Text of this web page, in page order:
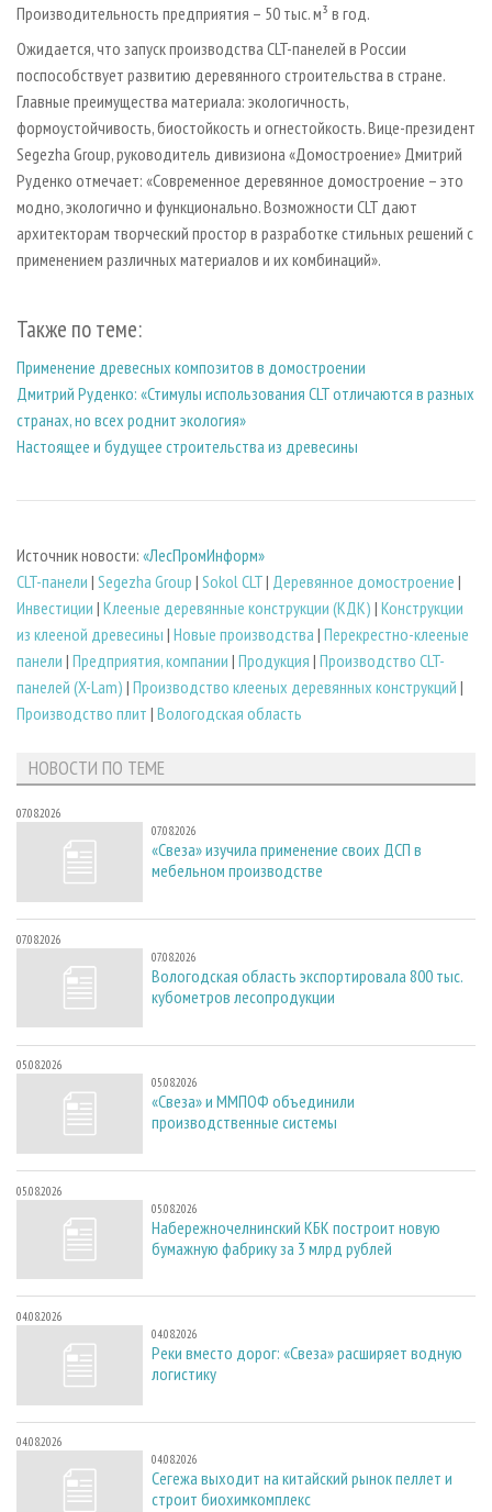
Производительность предприятия – 50 тыс. м³ в год.
Ожидается, что запуск производства CLT-панелей в России
поспособствует развитию деревянного строительства в стране.
Главные преимущества материала: экологичность,
формоустойчивость, биостойкость и огнестойкость. Вице-президент
Segezha Group, руководитель дивизиона «Домостроение» Дмитрий
Руденко отмечает: «Современное деревянное домостроение – это
модно, экологично и функционально. Возможности CLT дают
архитекторам творческий простор в разработке стильных решений с
применением различных материалов и их комбинаций».
Также по теме:
Применение древесных композитов в домостроении
Дмитрий Руденко: «Стимулы использования CLT отличаются в разных
странах, но всех роднит экология»
Настоящее и будущее строительства из древесины
Источник новости: «ЛесПромИнформ»
CLT-панели | Segezha Group | Sokol CLT| Деревянное домостроение |
Инвестиции | Клееные деревянные конструкции (КДК) | Конструкции
из клееной древесины | Новые производства | Перекрестно-клееные
панели | Предприятия, компании | Продукция | Производство CLT-
панелей (X-Lam) | Производство клееных деревянных конструкций |
Производство плит | Вологодская область
НОВОСТИ ПО ТЕМЕ
07.08.2026
07.08.2026
«Свеза» изучила применение своих ДСП в
мебельном производстве
07.08.2026
07.08.2026
Вологодская область экспортировала 800 тыс.
кубометров лесопродукции
05.08.2026
05.08.2026
«Свеза» и ММПОФ объединили
производственные системы
05.08.2026
05.08.2026
Набережночелнинский КБК построит новую
бумажную фабрику за 3 млрд рублей
04.08.2026
04.08.2026
Реки вместо дорог: «Свеза» расширяет водную
логистику
04.08.2026
04.08.2026
Сегежа выходит на китайский рынок пеллет и
строит биохимкомплекс